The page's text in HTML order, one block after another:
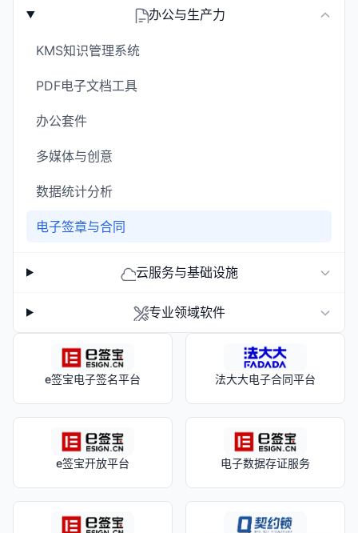
办公与生产力
KMS知识管理系统
PDF电子文档工具
办公套件
多媒体与创意
数据统计分析
电子签章与合同
云服务与基础设施
专业领域软件
e签宝电子签名平台 法大大电子合同平台
e签宝开放平台 电子数据存证服务